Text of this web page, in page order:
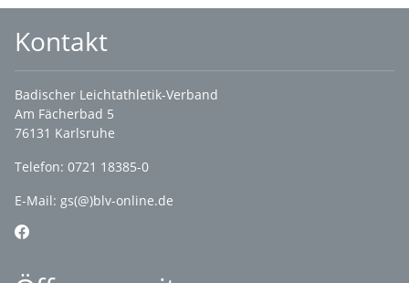
Kontakt
Badischer Leichtathletik-Verband
Am Fächerbad 5
76131 Karlsruhe
Telefon: 0721 18385-0
E-Mail: gs(@)blv-online.de